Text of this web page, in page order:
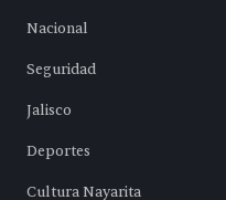
Nacional
Seguridad
Jalisco
Deportes
Cultura Nayarita